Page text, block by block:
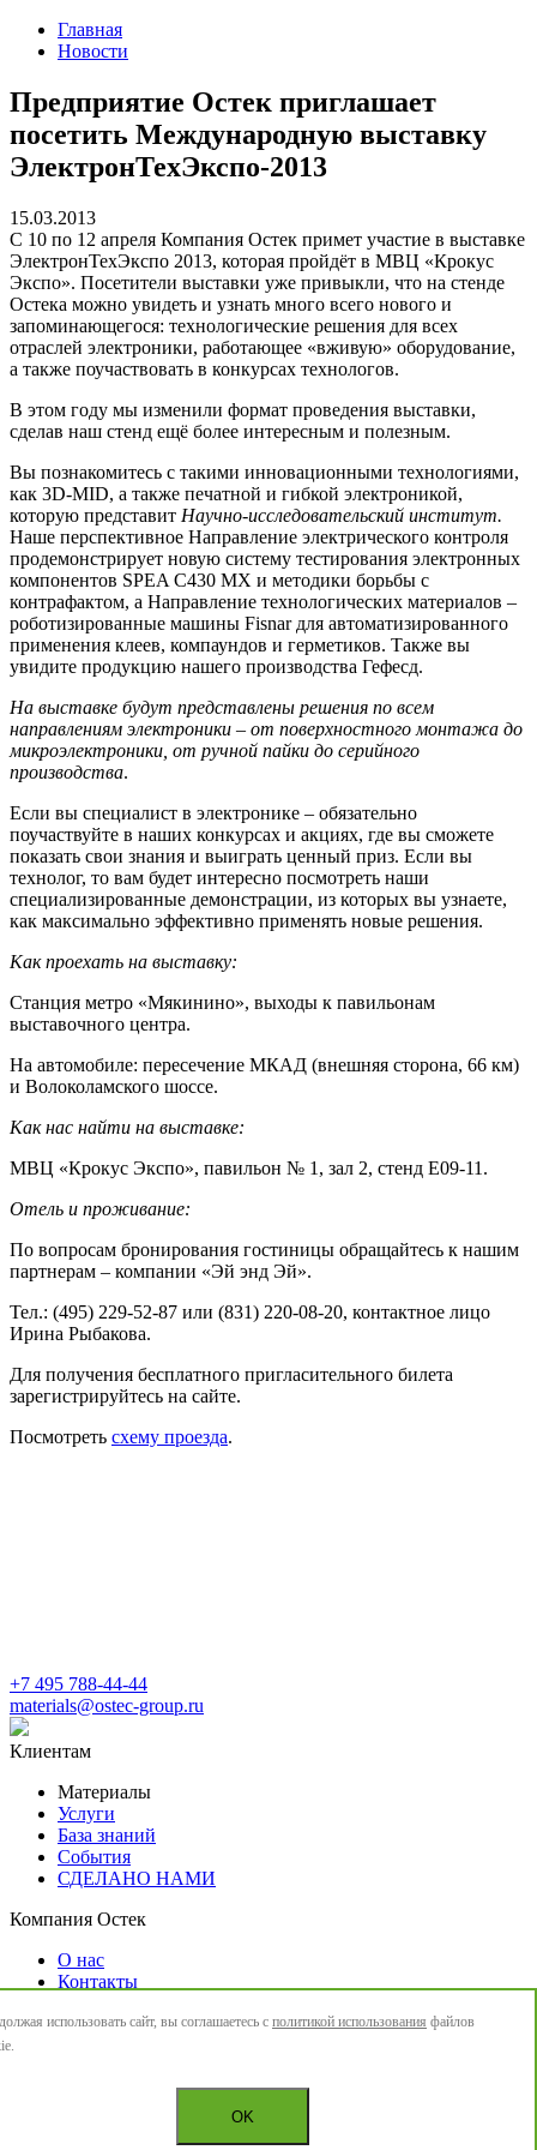
Главная
Новости
Предприятие Остек приглашает
посетить Международную выставку
ЭлектронТехЭкспо-2013
15.03.2013
C 10 по 12 апреля Компания Остек примет участие в выставке
ЭлектронТехЭкспо 2013, которая пройдёт в МВЦ «Крокус
Экспо». Посетители выставки уже привыкли, что на стенде
Остека можно увидеть и узнать много всего нового и
запоминающегося: технологические решения для всех
отраслей электроники, работающее «вживую» оборудование,
а также поучаствовать в конкурсах технологов.
В этом году мы изменили формат проведения выставки,
сделав наш стенд ещё более интересным и полезным.
Вы познакомитесь с такими инновационными технологиями,
как 3D-MID, а также печатной и гибкой электроникой,
которую представит Научно-исследовательский институт.
Наше перспективное Направление электрического контроля
продемонстрирует новую систему тестирования электронных
компонентов SPEA C430 MX и методики борьбы с
контрафактом, а Направление технологических материалов –
роботизированные машины Fisnar для автоматизированного
применения клеев, компаундов и герметиков. Также вы
увидите продукцию нашего производства Гефесд.
На выставке будут представлены решения по всем
направлениям электроники – от поверхностного монтажа до
микроэлектроники, от ручной пайки до серийного
производства.
Если вы специалист в электронике – обязательно
поучаствуйте в наших конкурсах и акциях, где вы сможете
показать свои знания и выиграть ценный приз. Если вы
технолог, то вам будет интересно посмотреть наши
специализированные демонстрации, из которых вы узнаете,
как максимально эффективно применять новые решения.
Как проехать на выставку:
Станция метро «Мякинино», выходы к павильонам
выставочного центра.
На автомобиле: пересечение МКАД (внешняя сторона, 66 км)
и Волоколамского шоссе.
Как нас найти на выставке:
МВЦ «Крокус Экспо», павильон № 1, зал 2, стенд Е09-11.
Отель и проживание:
По вопросам бронирования гостиницы обращайтесь к нашим
партнерам – компании «Эй энд Эй».
Тел.: (495) 229-52-87 или (831) 220-08-20, контактное лицо
Ирина Рыбакова.
Для получения бесплатного пригласительного билета
зарегистрируйтесь на сайте.
Посмотреть схему проезда.
+7 495 788-44-44
materials@ostec-group.ru
Клиентам
Материалы
Услуги
База знаний
События
СДЕЛАНО НАМИ
Компания Остек
О нас
Контакты
Политика конфиденциальности
© ООО «Остек-Интегра» 2026
использовать сайт, вы соглашаетесь с политикой использования файлов
OK